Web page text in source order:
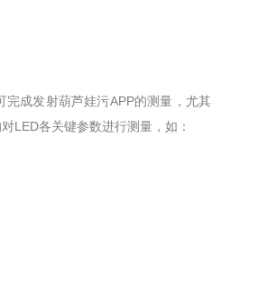
成发射葫芦娃污APP的测量，尤其
各关键参数进行测量，如：